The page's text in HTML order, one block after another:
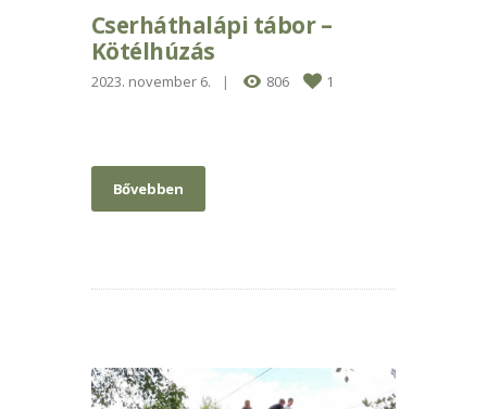
Cserháthalápi tábor –
Kötélhúzás
2023. november 6. 806 1
Bővebben